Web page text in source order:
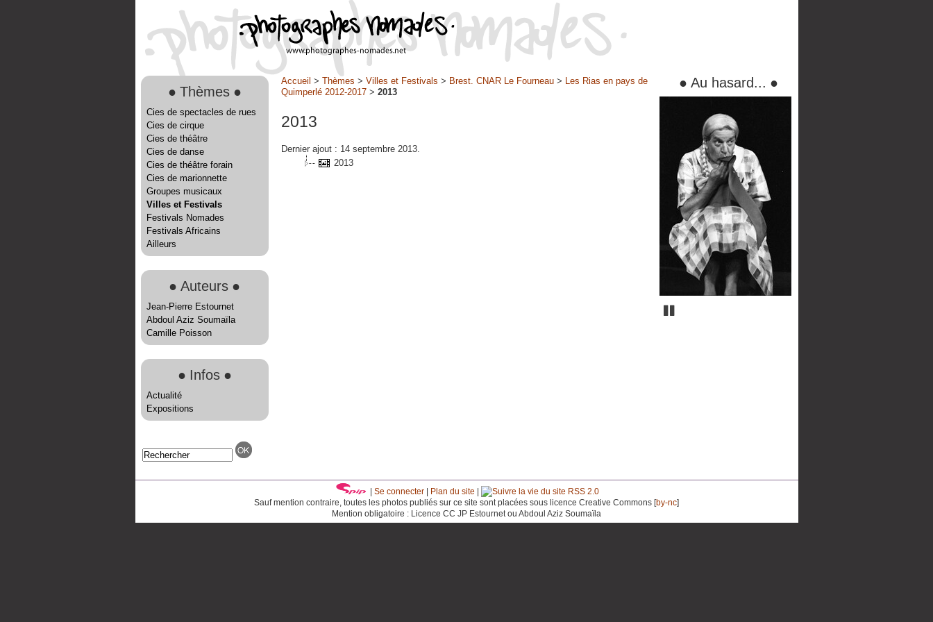
● Thèmes ●
Cies de spectacles de rues
Cies de cirque
Cies de théâtre
Cies de danse
Cies de théâtre forain
Cies de marionnette
Groupes musicaux
Villes et Festivals
Festivals Nomades
Festivals Africains
Ailleurs
● Auteurs ●
Jean-Pierre Estournet
Abdoul Aziz Soumaïla
Camille Poisson
● Infos ●
Actualité
Expositions
Accueil > Thèmes > Villes et Festivals > Brest. CNAR Le Fourneau> Les Rias en pays de
Quimperlé 2012-2017> 2013
2013
Dernier ajout : 14 septembre 2013.
2013
● Au hasard... ●
Pause
Se connecter| Plan du site
RSS 2.0
Sauf mention contraire, toutes les photos publiés sur ce site sont placées sous licence Creative Commons [by-nc]
Mention obligatoire : Licence CC JP Estournet ou Abdoul Aziz Soumaïla